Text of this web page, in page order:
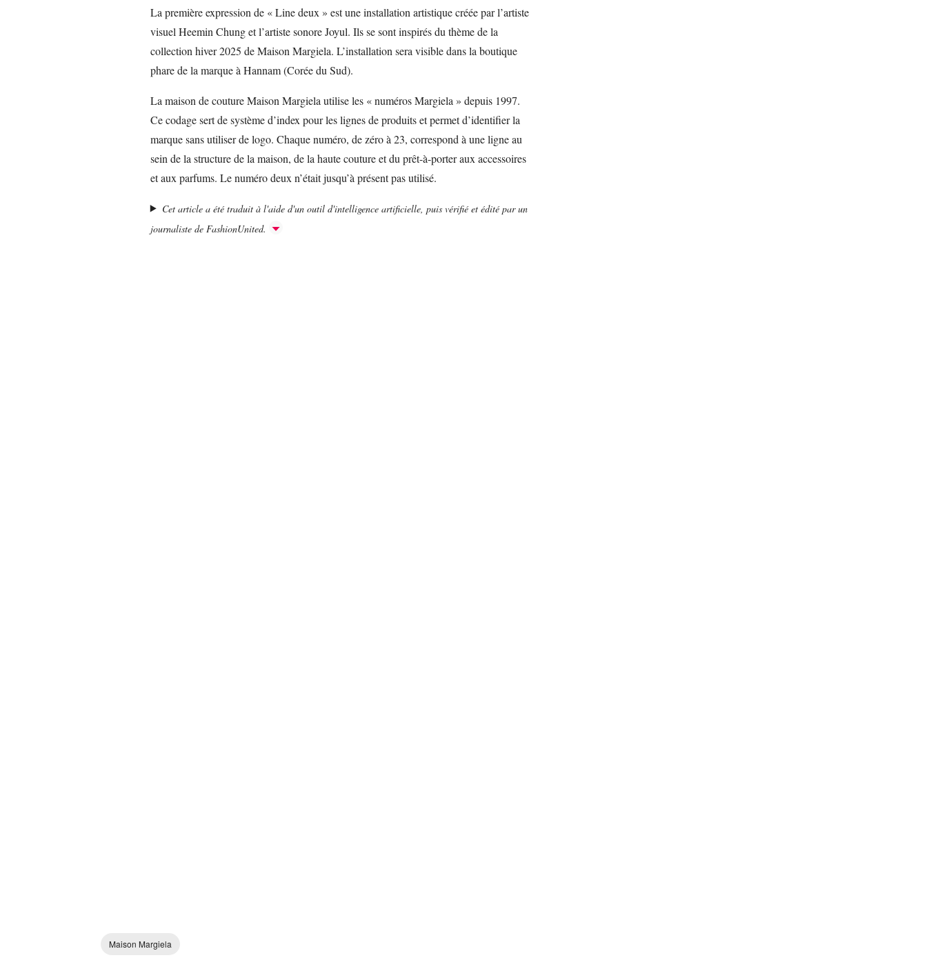
La première expression de « Line deux » est une installation artistique créée par l’artiste
visuel Heemin Chung et l’artiste sonore Joyul. Ils se sont inspirés du thème de la
collection hiver 2025 de Maison Margiela. L’installation sera visible dans la boutique
phare de la marque à Hannam (Corée du Sud).
La maison de couture Maison Margiela utilise les « numéros Margiela » depuis 1997.
Ce codage sert de système d’index pour les lignes de produits et permet d’identifier la
marque sans utiliser de logo. Chaque numéro, de zéro à 23, correspond à une ligne au
sein de la structure de la maison, de la haute couture et du prêt-à-porter aux accessoires
et aux parfums. Le numéro deux n’était jusqu’à présent pas utilisé.
Cet article a été traduit à l'aide d'un outil d'intelligence artificielle, puis vérifié et édité par un
journaliste de FashionUnited.
Maison Margiela